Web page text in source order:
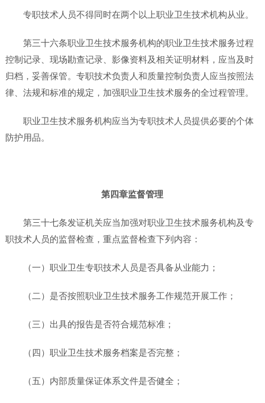
专职技术人员不得同时在两个以上职业卫生技术机构从业。
第三十六条职业卫生技术服务机构的职业卫生技术服务过程
控制记录、现场勘查记录、影像资料及相关证明材料，应当及时
归档，妥善保管。专职技术负责人和质量控制负责人应当按照法
律、法规和标准的规定，加强职业卫生技术服务的全过程管理。
职业卫生技术服务机构应当为专职技术人员提供必要的个体
防护用品。
第四章监督管理
第三十七条发证机关应当加强对职业卫生技术服务机构及专
职技术人员的监督检查，重点监督检查下列内容：
（一）职业卫生专职技术人员是否具备从业能力；
（二）是否按照职业卫生技术服务工作规范开展工作；
（三）出具的报告是否符合规范标准；
（四）职业卫生技术服务档案是否完整；
（五）内部质量保证体系文件是否健全；